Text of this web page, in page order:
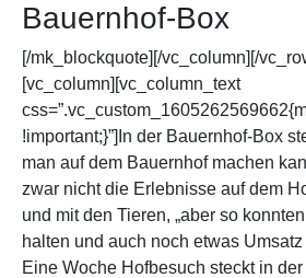
Bauernhof-Box
[/mk_blockquote][/vc_column][/
[vc_column][vc_column_text
!important;}”]In der Bauernhof-Box
man auf dem Bauernhof machen
zwar nicht die Erlebnisse auf dem
und mit den Tieren, „aber so
halten und auch noch etwas
Eine Woche Hofbesuch steckt in